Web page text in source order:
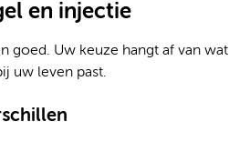
en injectie
goed. Uw keuze hangt af van wat
uw leven past.